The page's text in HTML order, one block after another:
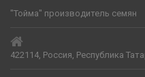
"Тойма" производитель семян
422114, Россия, Республика